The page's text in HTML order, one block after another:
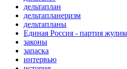
дельтаплан
дельтапланеризм
дельтапланы
Единая Россия - партия
законы
запаска
интервью